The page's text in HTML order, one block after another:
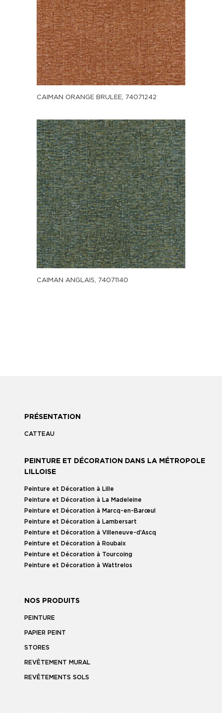
CAIMAN ORANGE BRULEE, 74071242
CAIMAN ANGLAIS, 74071140
PRÉSENTATION
CATTEAU
PEINTURE ET DÉCORATION DANS LA MÉTROPOLE
LILLOISE
Peinture et Décoration à Lille
Peinture et Décoration à La Madeleine
Peinture et Décoration à Marcq-en-Barœul
Peinture et Décoration à Lambersart
Peinture et Décoration à Villeneuve-d’Ascq
Peinture et Décoration à Roubaix
Peinture et Décoration à Tourcoing
Peinture et Décoration à Wattrelos
NOS PRODUITS
PEINTURE
PAPIER PEINT
STORES
REVÊTEMENT MURAL
REVÊTEMENTS SOLS